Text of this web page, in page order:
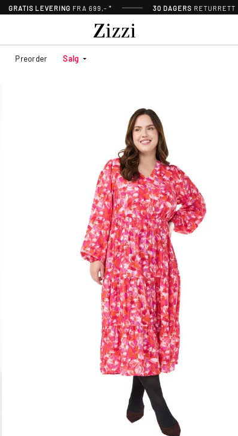
GRATIS LEVERING FRA 699,- * 30 DAGERS RETURRETT
Preorder Salg